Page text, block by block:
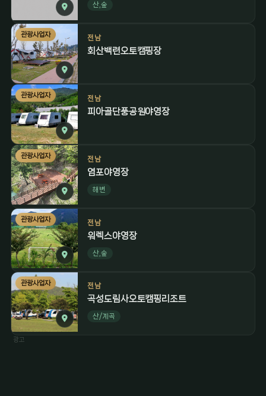
산,숲
관광사업자 전남
회산백련오토캠핑장
관광사업자 전남
피아골단풍공원야영장
관광사업자 전남
염포야영장
해변
관광사업자 전남
워렉스야영장
산,숲
관광사업자 전남
곡성도림사오토캠핑리조트
산/계곡
광고